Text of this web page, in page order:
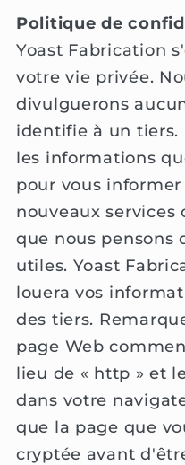
Politique de
Yoast Fabrication
votre vie privée.
divulguerons
identifie à un tiers.
les informations
pour vous
nouveaux services
que nous pensons
utiles. Yoast
louera vos
des tiers.
page Web
lieu de « http » et
dans votre
que la page que
cryptée avant